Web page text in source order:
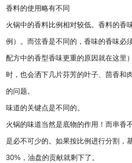
香料的使用略有不同
火锅中的香料比例相对较低。香料的香
例）。而弦香是不同的，香味的香味必
配方中的香型香味更重的原因就在这里
时，也会洒下几片芬芳的叶子、茴香和
的问题。
味道的关键点是不同的。
火锅的味道当然是底物的作用！而串香
是必不可少的。如果按比例进行分割，
30%，油盘的贡献就剩下了。